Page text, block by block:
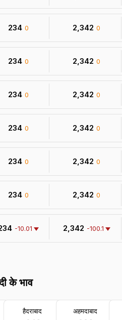
₹ 234 0 ₹ 2,342 0
₹ 234 0 ₹ 2,342 0
₹ 234 0 ₹ 2,342 0
₹ 234 0 ₹ 2,342 0
₹ 234 0 ₹ 2,342 0
₹ 234 0 ₹ 2,342 0
234 -10.01 ₹ 2,342 -100.1
के भाव
हैदराबाद अहमदाबाद